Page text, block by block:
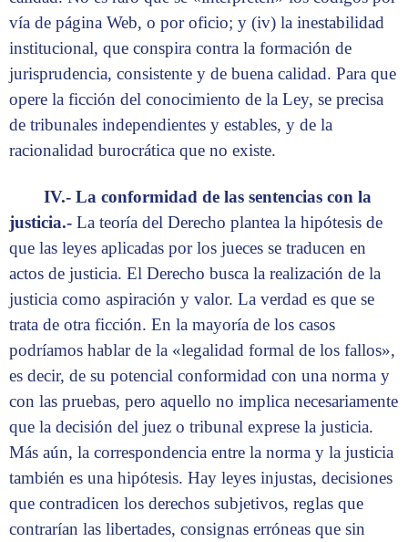
vía de página Web, o por oficio; y (iv) la inestabilidad
institucional, que conspira contra la formación de
jurisprudencia, consistente y de buena calidad. Para que
opere la ficción del conocimiento de la Ley, se precisa
de tribunales independientes y estables, y de la
racionalidad burocrática que no existe.
IV.- La conformidad de las sentencias con la
justicia.- La teoría del Derecho plantea la hipótesis de
que las leyes aplicadas por los jueces se traducen en
actos de justicia. El Derecho busca la realización de la
justicia como aspiración y valor. La verdad es que se
trata de otra ficción. En la mayoría de los casos
podríamos hablar de la «legalidad formal de los fallos»,
es decir, de su potencial conformidad con una norma y
con las pruebas, pero aquello no implica necesariamente
que la decisión del juez o tribunal exprese la justicia.
Más aún, la correspondencia entre la norma y la justicia
también es una hipótesis. Hay leyes injustas, decisiones
que contradicen los derechos subjetivos, reglas que
contrarían las libertades, consignas erróneas que sin